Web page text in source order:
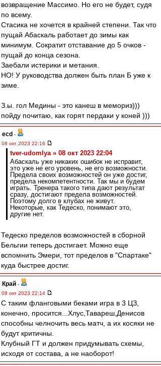
возвращение Массимо. Но его не будет, судя
по всему.
Стасика не хочется в крайней степени. Так что
пущай Абаскаль работает до зимы как
минимум. Сократит отставание до 5 очков -
пущай до конца сезона.
Заебали истерики и метания.
НО! У руководства должен быть план Б уже к
зиме.
З.ы. гол Медины - это канеш в мемориз)))
пойду почитаю, как горят пердаки у коней )))
ecd -
08 окт 2023 22:16
tver-udomlya » 08 окт 2023 22:04
Абаскаль уже никаких ошибок не исправит,
это уже не его уровень, не его возможности.
Предела своих возможностей он уже достиг,
предела некомпетентности. Так мы и будем
играть. Тренера такого типа дают результат
сразу, достигают предела возможностей.
Поэтому долго в клубах не живут.
Некоторые, как Тедеско, понимают это,
другие нет.
Тедеско пределов возможностей в сборной
Бельгии теперь достигает. Можно еще
вспомнить Эмери, тот пределов в "Спартаке"
куда быстрее достиг.
Край -
08 окт 2023 22:14
С таким фланговыми беками игра в 3 ЦЗ,
конечно, просится...Хлус,Тавареш,Денисов
способны челночить весь матч, а их косяки не
будут критичны.
Клубный ГТ и должен придумывать схемы,
исходя от состава, а не наоборот!